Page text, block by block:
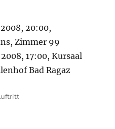
20:00,
Zimmer 99
17:00, Kursaal
Bad Ragaz